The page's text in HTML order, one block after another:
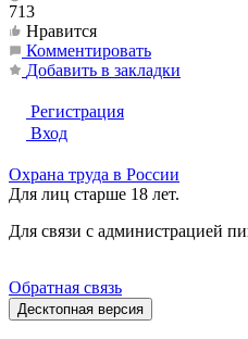
713
Нравится
Комментировать
Добавить в закладки
Регистрация
Вход
Охрана труда в России
Для лиц старше 18 лет.
Для связи с администрацией
Обратная связь
Десктопная версия